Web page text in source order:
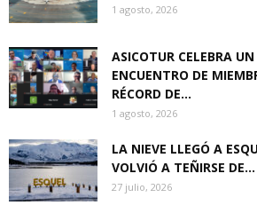
1 agosto, 2026
ASICOTUR CELEBRA
ENCUENTRO DE
RÉCORD DE...
1 agosto, 2026
LA NIEVE LLEGÓ A
VOLVIÓ A TEÑIRSE DE...
27 julio, 2026